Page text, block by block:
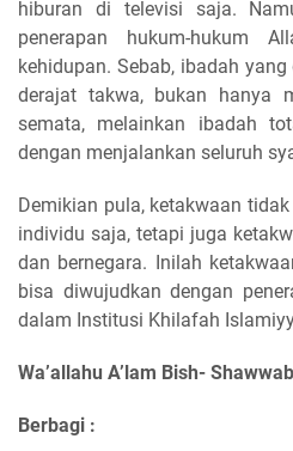
hiburan di televisi saja.
penerapan hukum-hukum
kehidupan. Sebab, ibadah
derajat takwa, bukan hanya
semata, melainkan ibadah
dengan menjalankan seluruh
Demikian pula, ketakwaan
individu saja, tetapi juga
dan bernegara. Inilah
bisa diwujudkan dengan
dalam Institusi Khilafah
Wa’allahu A’lam Bish- Shawwab
Berbagi :